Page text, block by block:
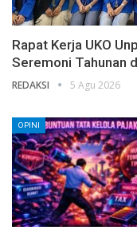
Rapat Kerja UKO
Seremoni Tahunan
REDAKSI 5 Agu 2026
OPINI